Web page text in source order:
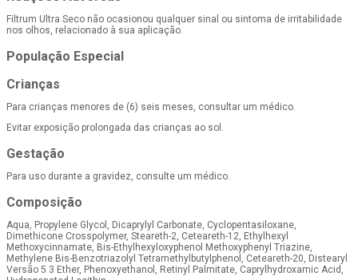
Filtrum Ultra Seco não ocasionou qualquer sinal ou sintoma de irritabilidade
nos olhos, relacionado à sua aplicação.
População Especial
Crianças
Para crianças menores de (6) seis meses, consultar um médico.
Evitar exposição prolongada das crianças ao sol.
Gestação
Para uso durante a gravidez, consulte um médico.
Composição
Aqua, Propylene Glycol, Dicaprylyl Carbonate, Cyclopentasiloxane,
Dimethicone Crosspolymer, Steareth-2, Ceteareth-12, Ethylhexyl
Methoxycinnamate, Bis-Ethylhexyloxyphenol Methoxyphenyl Triazine,
Methylene Bis-Benzotriazolyl Tetramethylbutylphenol, Ceteareth-20, Distearyl
Versão 5 3 Ether, Phenoxyethanol, Retinyl Palmitate, Caprylhydroxamic Acid,